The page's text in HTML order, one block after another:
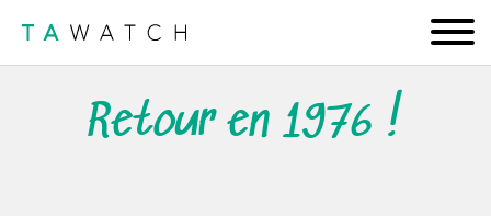
Retour en 1976 !